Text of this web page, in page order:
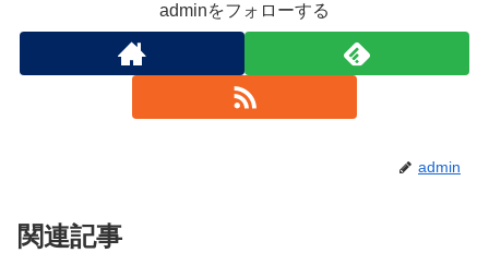
adminをフォローする
admin
関連記事